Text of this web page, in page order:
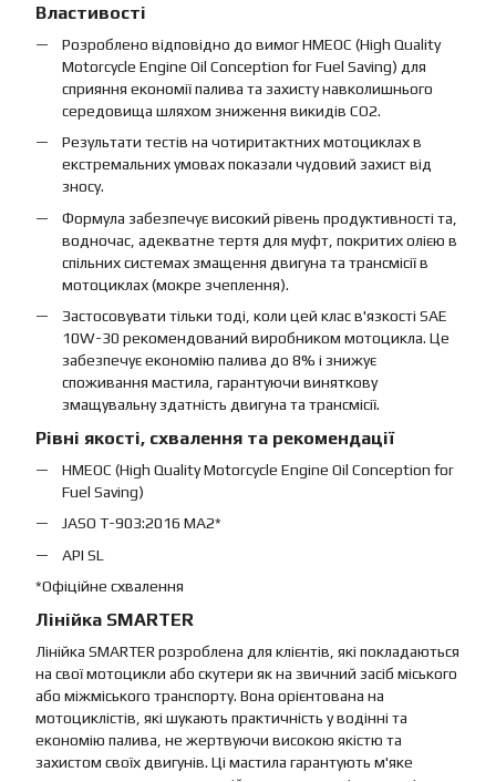
Властивості
Розроблено відповідно до вимог HMEOC (High Quality
Motorcycle Engine Oil Conception for Fuel Saving) для
сприяння економії палива та захисту навколишнього
середовища шляхом зниження викидів CO2.
Результати тестів на чотиритактних мотоциклах в
екстремальних умовах показали чудовий захист від
зносу.
Формула забезпечує високий рівень продуктивності та,
водночас, адекватне тертя для муфт, покритих олією в
спільних системах змащення двигуна та трансмісії в
мотоциклах (мокре зчеплення).
Застосовувати тільки тоді, коли цей клас в'язкості SAE
10W-30 рекомендований виробником мотоцикла. Це
забезпечує економію палива до 8% і знижує
споживання мастила, гарантуючи виняткову
змащувальну здатність двигуна та трансмісії.
Рівні якості, схвалення та рекомендації
HMEOC (High Quality Motorcycle Engine Oil Conception for
Fuel Saving)
JASO T-903:2016 MA2*
API SL
*Офіційне схвалення
Лінійка SMARTER
Лінійка SMARTER розроблена для клієнтів, які покладаються
на свої мотоцикли або скутери як на звичний засіб міського
або міжміського транспорту. Вона орієнтована на
мотоциклістів, які шукають практичність у водінні та
економію палива, не жертвуючи високою якістю та
захистом своїх двигунів. Ці мастила гарантують м'яке